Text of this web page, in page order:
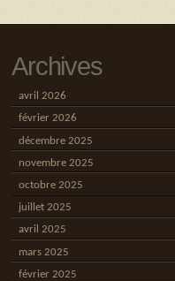
Archives
avril 2026
février 2026
décembre 2025
novembre 2025
octobre 2025
juillet 2025
avril 2025
mars 2025
février 2025